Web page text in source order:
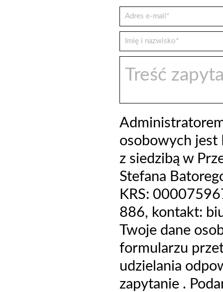
osobowych jest
z siedzibą w
Stefana
KRS:
886, kontakt:
Twoje dane
formularzu
udzielania
zapytanie .